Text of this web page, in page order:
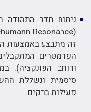
ניתוח תדר התהודה
זה מתבצע באמצעות
הפרמטרים
ורוחב הפונקציה).
סיסמית ונשללת
פעילות ברקים.